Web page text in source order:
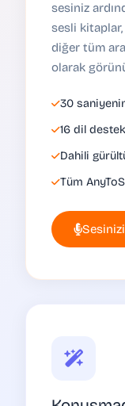
sesiniz
sesli
diğer tüm
olarak
30
16 dil
Dahili
Tüm